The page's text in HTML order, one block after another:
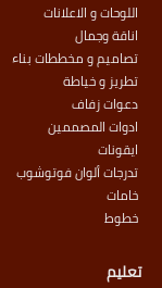
اللوحات و الاعلانات
اناقة وجمال
تصاميم و مخططات بناء
تطريز و خياطة
دعوات زفاف
ادوات المصممين
ايقونات
تدرجات ألوان فوتوشوب
خامات
خطوط
تعليم